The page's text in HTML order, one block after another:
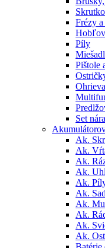
Frézy
Píly
Pištole
Set
Ak.
Ak.
Ak.
Ak.
Ak.
Ak.
Ak.
Ak.
Ak.
Ak.